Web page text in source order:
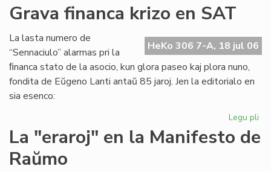
Grava financa krizo en SAT
HeKo 306 7-A, 18 jul 06
La lasta numero de
“Sennaciulo” alarmas pri la
ﬁnanca stato de la asocio, kun glora paseo kaj plora nuno,
fondita de Eŭgeno Lanti antaŭ 85 jaroj. Jen la editorialo en
sia esenco:
Legu pli
La "eraroj" en la Manifesto de
Raŭmo